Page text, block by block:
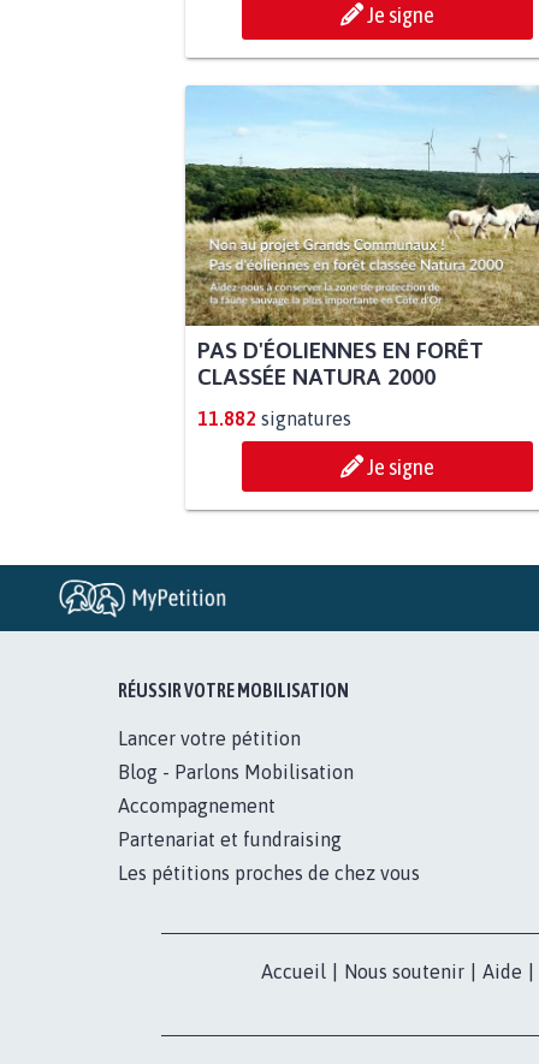
Je signe
PAS D'ÉOLIENNES EN FORÊT
CLASSÉE NATURA 2000
11.882 signatures
Je signe
RÉUSSIR VOTRE MOBILISATION
Lancer votre pétition
Blog - Parlons Mobilisation
Accompagnement
Partenariat et fundraising
Les pétitions proches de chez vous
Accueil Nous soutenir Aide